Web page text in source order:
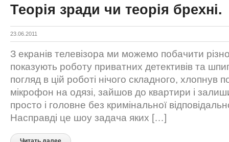
Теорія зради чи теорія брехні.
23.06.2011
З екранів телевізора ми можемо побачити
показують роботу приватних детективів та
погляд в цій роботі нічого складного, хлопнув
мікрофон на одязі, зайшов до квартири і
просто і головне без кримінальної
Насправді це шоу задача яких […]